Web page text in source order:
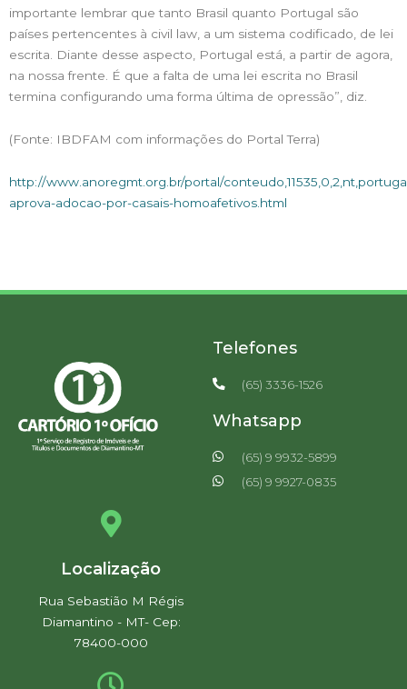
importante lembrar que tanto Brasil quanto Portugal são
países pertencentes à civil law, a um sistema codificado, de lei
escrita. Diante desse aspecto, Portugal está, a partir de agora,
na nossa frente. É que a falta de uma lei escrita no Brasil
termina configurando uma forma última de opressão”, diz.
(Fonte: IBDFAM com informações do Portal Terra)
http://www.anoregmt.org.br/portal/
aprova-adocao-por-casais-homoafetivos.html
Telefones
(65) 3336-1526
Whatsapp
(65) 9 9932-5899
(65) 9 9927-0835
Localização
Rua Sebastião M Régis
Diamantino - MT- Cep:
78400-000